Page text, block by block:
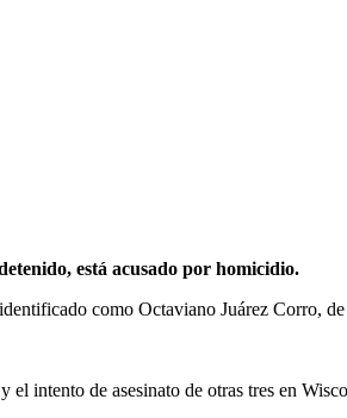
está acusado por homicidio.
como Octaviano Juárez Corro,
intento de asesinato de otras tres en